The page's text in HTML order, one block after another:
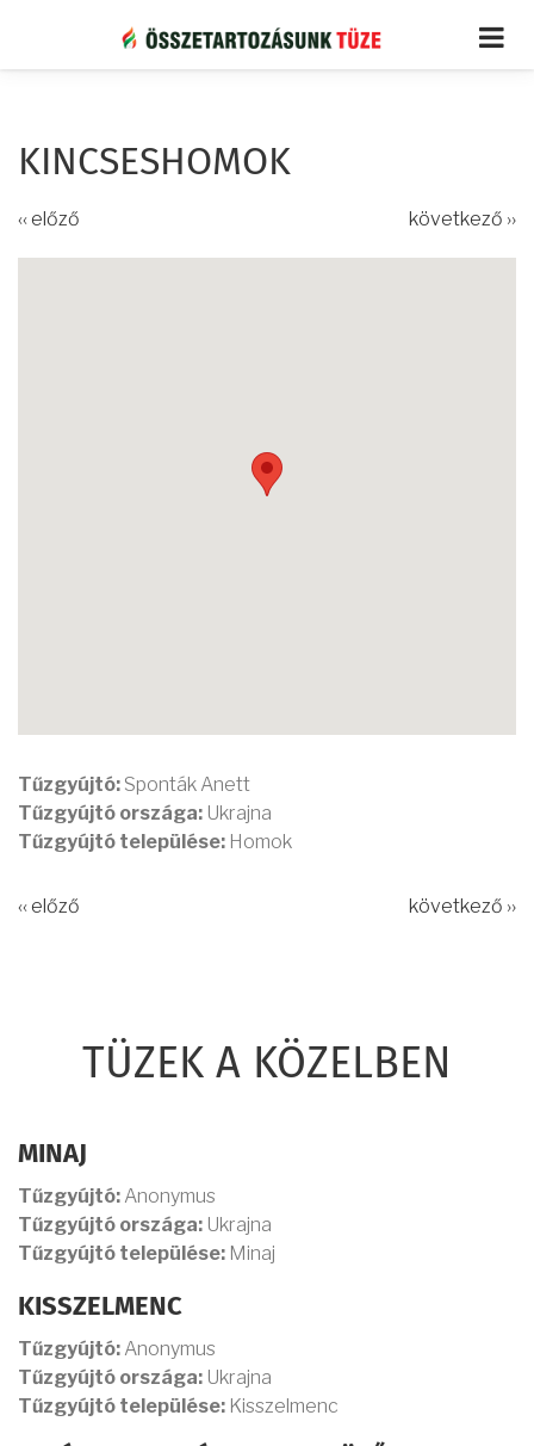
tartalomra
KINCSESHOMOK
‹‹ előző következő ››
Tűzgyújtó: Sponták Anett
Tűzgyújtó országa: Ukrajna
Tűzgyújtó települése: Homok
‹‹ előző következő ››
TÜZEK A KÖZELBEN
MINAJ
Tűzgyújtó: Anonymus
Tűzgyújtó országa: Ukrajna
Tűzgyújtó települése: Minaj
KISSZELMENC
Tűzgyújtó: Anonymus
Tűzgyújtó országa: Ukrajna
Tűzgyújtó települése: Kisszelmenc